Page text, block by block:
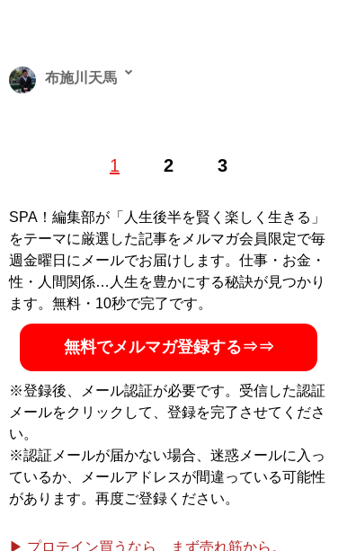
1 2 3
布施川天馬
団」評議員。 1997年生まれ。世帯年収300万円台の家庭
末東大合格を果たす。著書に最小コストで結果を出すノ
ウハウを体系化した『
東大式節約勉強法 』、膨大な範囲
と量の受験勉強をする中で気がついた「コスパを極限ま
で高める時間の使い方」を解説した『 東大式時間術
』な
ど。
株式会社カルペ・ディエム にて、お金と時間をかけ
ない「省エネスタイルの勉強法」などを伝える。
MENSA会員。（Xアカウント:
@Temma_Fusegawa
目標達成のための最短ル
ート、最小コストの具体
的な方法が満載
SPA！編集部が「人生後半を賢く楽しく生きる」
をテーマに厳選した記事をメルマガ会員限定で毎
週金曜日にメールでお届けします。仕事・お金・
性・人間関係…人生を豊かにする秘訣が見つかり
ます。無料・10秒で完了です。
無料でメルマガ登録する⇒⇒
※登録後、メール認証が必要です。受信した認証
メールをクリックして、登録を完了させてくださ
い。
※認証メールが届かない場合、迷惑メールに入っ
ているか、メールアドレスが間違っている可能性
があります。再度ご登録ください。
▶ プロテイン買うなら、まず売れ筋から。